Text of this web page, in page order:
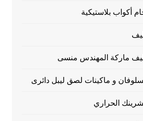
أكواب بلاستيكية
ماركة المهندس منسى
و ماكينات لصق ليبل دائرى
الحراري